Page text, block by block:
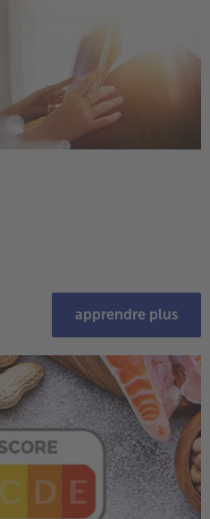
apprendre plus